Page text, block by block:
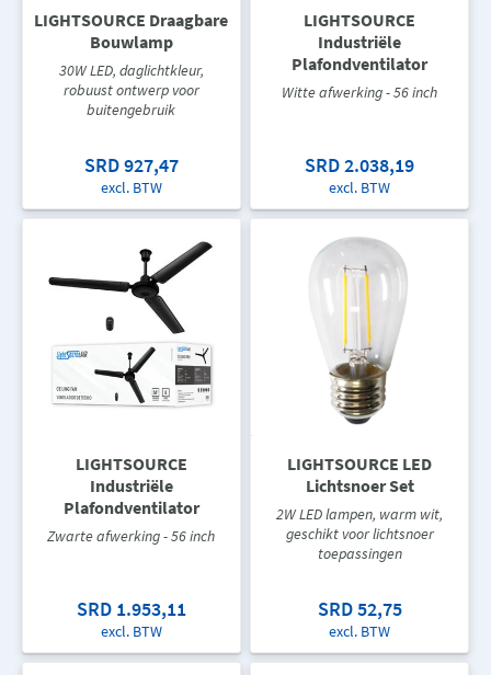
LIGHTSOURCE Draagbare
Bouwlamp
30W LED, daglichtkleur,
robuust ontwerp voor
buitengebruik
SRD 927,47
excl. BTW
LIGHTSOURCE
Industriële
Plafondventilator
Witte afwerking - 56 inch
SRD 2.038,19
excl. BTW
LIGHTSOURCE
Industriële
Plafondventilator
Zwarte afwerking - 56 inch
SRD 1.953,11
excl. BTW
LIGHTSOURCE LED
Lichtsnoer Set
2W LED lampen, warm wit,
geschikt voor lichtsnoer
toepassingen
SRD 52,75
excl. BTW